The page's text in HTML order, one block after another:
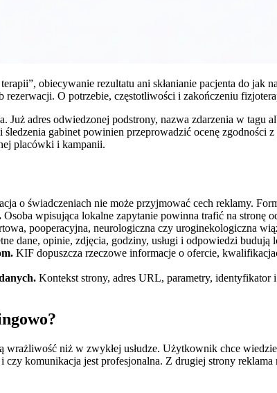
obiecywanie rezultatu ani skłanianie pacjenta do
O potrzebie, częstotliwości i zakończeniu
Już adres odwiedzonej podstrony, nazwa zdarzenia w
gabinet powinien przeprowadzić ocenę zgodności
placówki i kampanii.
o świadczeniach nie może przyjmować cech reklamy.
Osoba wpisująca lokalne zapytanie powinna trafić na stronę
pooperacyjna, neurologiczna czy uroginekologiczna
dane, opinie, zdjęcia, godziny, usługi i odpowiedzi budują
KIF dopuszcza rzeczowe informacje o ofercie,
Kontekst strony, adres URL, parametry, identyfikator
wrażliwość niż w zwykłej usłudze. Użytkownik chce
komunikacja jest profesjonalna. Z drugiej strony